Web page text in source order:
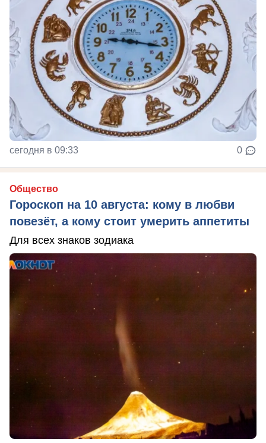
сегодня в 09:33 0
Общество
Гороскоп на 10 августа: кому в любви
повезёт, а кому стоит умерить аппетиты
Для всех знаков зодиака